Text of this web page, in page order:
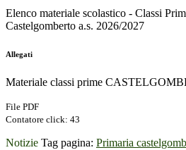
Elenco materiale scolastico - Classi
Castelgomberto a.s. 2026/2027
Allegati
Materiale classi prime
File PDF
Contatore click: 43
Notizie Tag pagina: Primaria